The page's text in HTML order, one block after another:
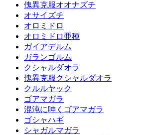
傀異克服オオナズチ
オサイズチ
オロミドロ
オロミドロ亜種
ガイアデルム
ガランゴルム
クシャルダオラ
傀異克服クシャルダオラ
クルルヤック
ゴアマガラ
混沌に呻くゴアマガラ
ゴシャハギ
シャガルマガラ